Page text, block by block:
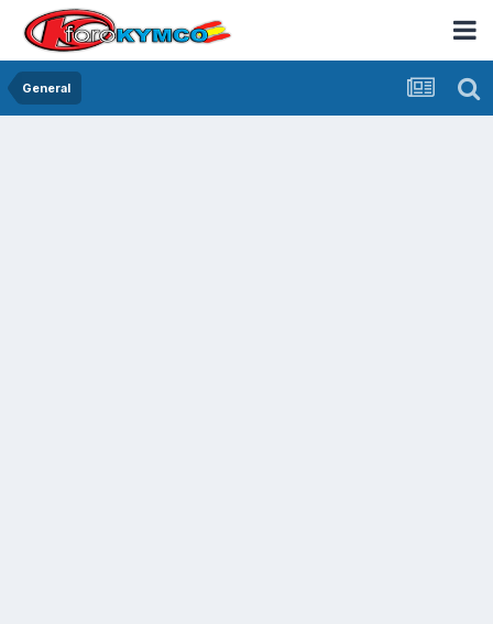
General